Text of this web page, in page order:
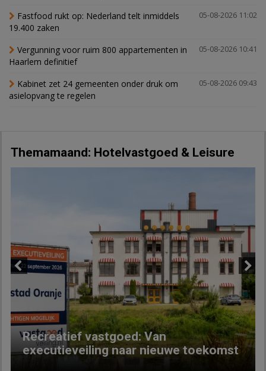
05-08-2026 11:02
Fastfood rukt op: Nederland telt inmiddels
19.400 zaken
05-08-2026 10:41
Vergunning voor ruim 800 appartementen in
Haarlem definitief
05-08-2026 09:43
Kabinet zet 24 gemeenten onder druk om
asielopvang te regelen
Themamaand: Hotelvastgoed & Leisure
Recreatief vastgoed: Van
executieveiling naar nieuwe toekomst
Next